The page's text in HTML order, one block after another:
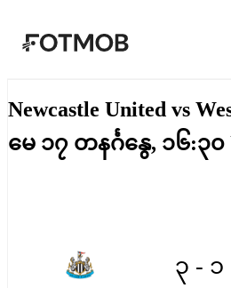
အဓိကအကြောင်းအရာသို့ ကျော်
Newcastle United vs
မေ ၁၇ တနင်္ဂနွေ, ၁၆:၃၀
၃ - ၁